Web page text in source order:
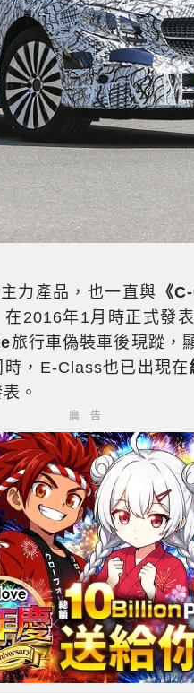
力產品，也一直與 《
在2016年1月時正式發
旅行車偽裝車後現蹤，
，E-Class也已出現在
。
廣告